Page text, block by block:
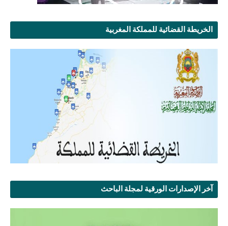
الخريطة القضائية للمملكة المغربية
آخر الإصدارات الورقية لمجلة الباحث